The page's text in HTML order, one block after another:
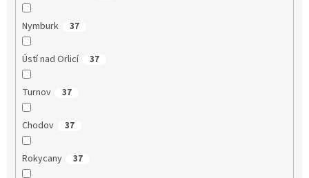
Nymburk 37
Ústí nad Orlicí 37
Turnov 37
Chodov 37
Rokycany 37